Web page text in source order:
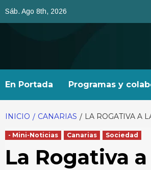
Sáb. Ago 8th, 2026
En Portada Programas y
INICIO CANARIAS LA ROGATIVA A
- Mini-Noticias Canarias Sociedad
La Rogativa